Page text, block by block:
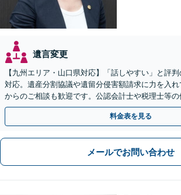
遺言変更
【九州エリア・山口県対応】「話しやすい」と評
対応。遺産分割協議や遺留分侵害額請求に力を入
からのご相談も歓迎です。公認会計士や税理士等
し、円満な解決を全力でサポートいたします。
料金表を見る
メールでお問い合わせ